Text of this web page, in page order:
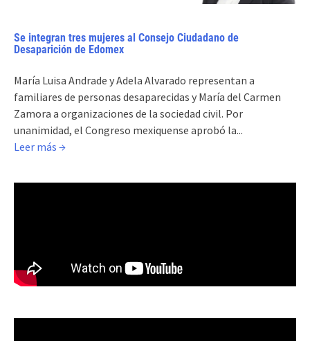
Se integran tres mujeres al Consejo Ciudadano de
Desaparición de Edomex
María Luisa Andrade y Adela Alvarado representan a
familiares de personas desaparecidas y María del Carmen
Zamora a organizaciones de la sociedad civil. Por
unanimidad, el Congreso mexiquense aprobó la...
Leer más →